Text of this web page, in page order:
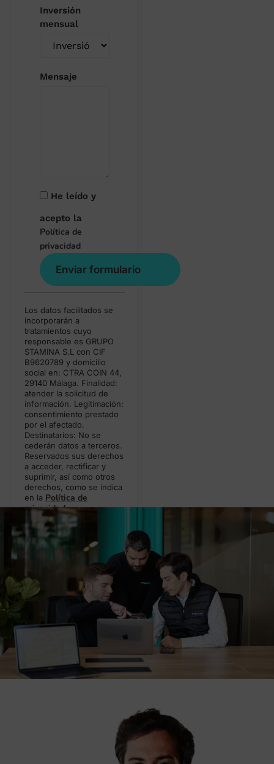
Inversión
mensual
Mensaje
He leído y
acepto la
Política de
privacidad
Enviar formulario
Los datos facilitados se
incorporarán a
tratamientos cuyo
responsable es GRUPO
STAMINA S.L con CIF
B9620789 y domicilio
social en: CTRA COIN 44,
29140 Málaga. Finalidad:
atender la solicitud de
información. Legitimación:
consentimiento prestado
por el afectado.
Destinatarios: No se
cederán datos a terceros.
Reservados sus derechos
a acceder, rectificar y
suprimir, así como otros
derechos, como se indica
en la Política de
privacidad.